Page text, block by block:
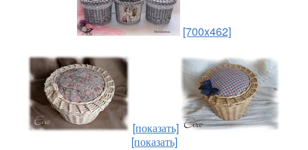
[700x462]
[показать]
[показать]